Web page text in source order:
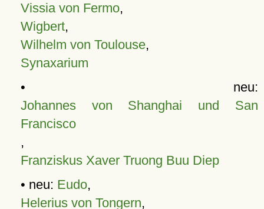
Vissia von Fermo,
Wigbert,
Wilhelm von Toulouse,
Synaxarium
• neu:
Johannes von Shanghai und San
Francisco
,
Franziskus Xaver Truong Buu Diep
• neu: Eudo,
Helerius von Tongern,